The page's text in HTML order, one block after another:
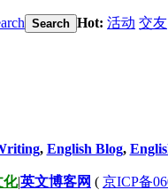
Search Hot: 活动 交友
, English Blog,
化|英文博客网 ( 京ICP备